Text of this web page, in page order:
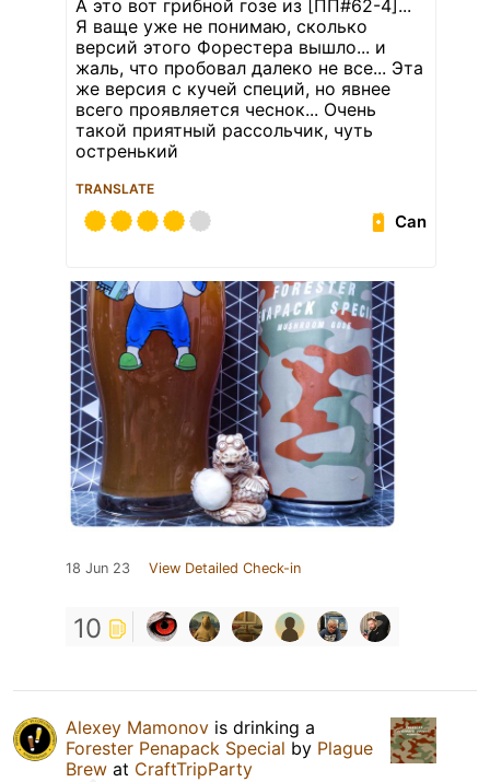
А это вот грибной гозе из [ПП#62-4]...
Я ваще уже не понимаю, сколько
версий этого Форестера вышло... и
жаль, что пробовал далеко не все... Эта
же версия с кучей специй, но явнее
всего проявляется чеснок... Очень
такой приятный рассольчик, чуть
остренький
TRANSLATE
Can
18 Jun 23 View Detailed Check-in
10
Alexey Mamonov is drinking a
Forester Penapack Special by Plague
Brew at CraftTripParty